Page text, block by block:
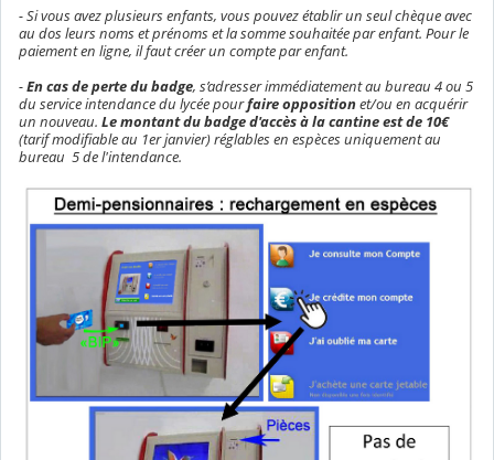
- Si vous avez plusieurs enfants, vous pouvez établir un seul chèque avec
au dos leurs noms et prénoms et la somme souhaitée par enfant. Pour le
paiement en ligne, il faut créer un compte par enfant.
-En cas de perte du badge, s’adresser immédiatement au bureau 4 ou 5
du service intendance du lycée pourfaire oppositionet/ou en acquérir
un nouveau. Le montant du badge d'accès à la cantine est de 10€
(tarif modifiable au 1er janvier) réglables en espèces uniquement au
bureau 5 de l'intendance.